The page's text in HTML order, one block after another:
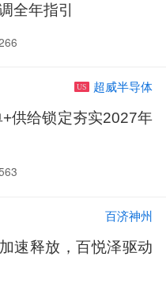
全年指引
US 超威半导体
供给锁定夯实2027年
百济神州
速释放，百悦泽驱动